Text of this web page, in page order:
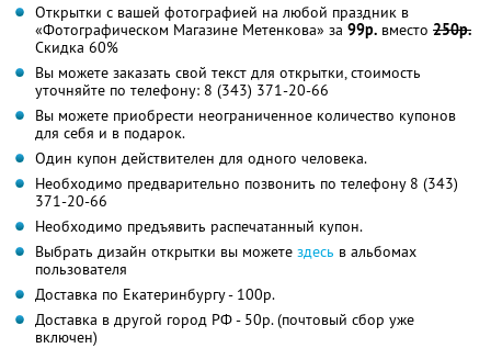
Открытки с вашей фотографией на любой праздник в
«Фотографическом Магазине Метенкова» за 99р. вместо 250р.
Скидка 60%
Вы можете заказать свой текст для открытки, стоимость
уточняйте по телефону: 8 (343) 371-20-66
Вы можете приобрести неограниченное количество купонов
для себя и в подарок.
Один купон действителен для одного человека.
Необходимо предварительно позвонить по телефону 8 (343)
371-20-66
Необходимо предъявить распечатанный купон.
Выбрать дизайн открытки вы можете здесь в альбомах
пользователя
Доставка по Екатеринбургу - 100р.
Доставка в другой город РФ - 50р. (почтовый сбор уже
включен)